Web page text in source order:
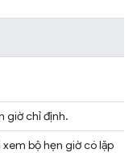
giờ chỉ định.
bộ hẹn giờ có lặp